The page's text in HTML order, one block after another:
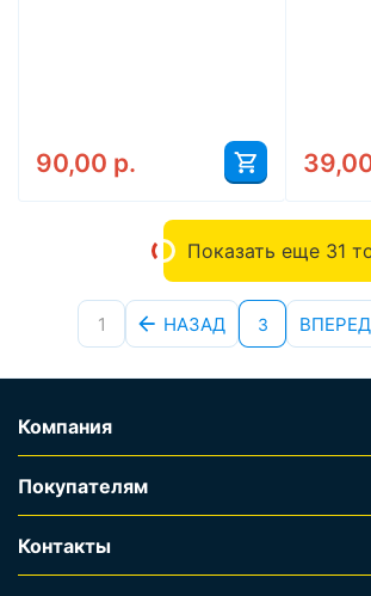
90,00 р.
Показать еще 31
1 НАЗАД 3 ВПЕРЕД
Компания
Покупателям
Контакты